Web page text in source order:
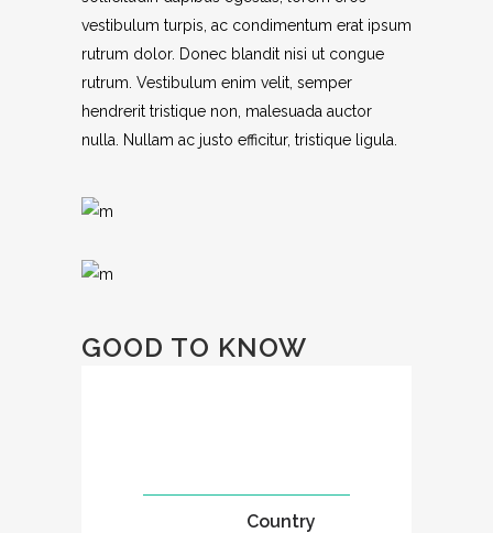
vestibulum turpis, ac condimentum erat ipsum
rutrum dolor. Donec blandit nisi ut congue
rutrum. Vestibulum enim velit, semper
hendrerit tristique non, malesuada auctor
nulla. Nullam ac justo efficitur, tristique ligula.
GOOD TO KNOW
Country